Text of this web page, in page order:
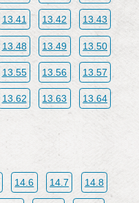
13.41 13.42 13.43
13.48 13.49 13.50
13.55 13.56 13.57
13.62 13.63 13.64
14.6 14.7 14.8